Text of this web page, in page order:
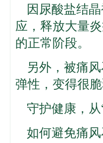
因尿酸盐结
应，释放大量
的正常阶段。
另外，被痛
弹性，变得很
守护健康，
如何避免痛